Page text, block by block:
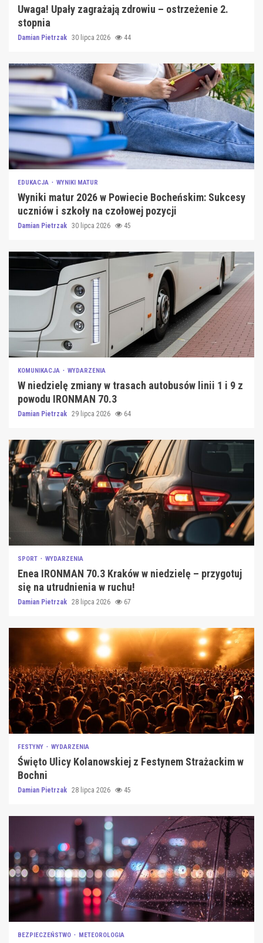
Uwaga! Upały zagrażają zdrowiu – ostrzeżenie 2.
stopnia
Damian Pietrzak 30 lipca 2026 44
EDUKACJA WYNIKI MATUR
Wyniki matur 2026 w Powiecie Bocheńskim: Sukcesy
uczniów i szkoły na czołowej pozycji
Damian Pietrzak 30 lipca 2026 45
KOMUNIKACJA WYDARZENIA
W niedzielę zmiany w trasach autobusów linii 1 i 9 z
powodu IRONMAN 70.3
Damian Pietrzak 29 lipca 2026 64
SPORT WYDARZENIA
Enea IRONMAN 70.3 Kraków w niedzielę – przygotuj
się na utrudnienia w ruchu!
Damian Pietrzak 28 lipca 2026 67
FESTYNY WYDARZENIA
Święto Ulicy Kolanowskiej z Festynem Strażackim w
Bochni
Damian Pietrzak 28 lipca 2026 45
BEZPIECZEŃSTWO METEOROLOGIA